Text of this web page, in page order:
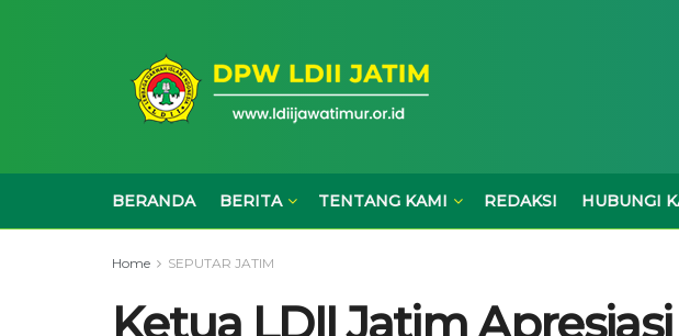
BERANDA BERITA TENTANG KAMI REDAKSI HUBUNGI
Home SEPUTAR JATIM
Ketua LDII Jatim Apresiasi